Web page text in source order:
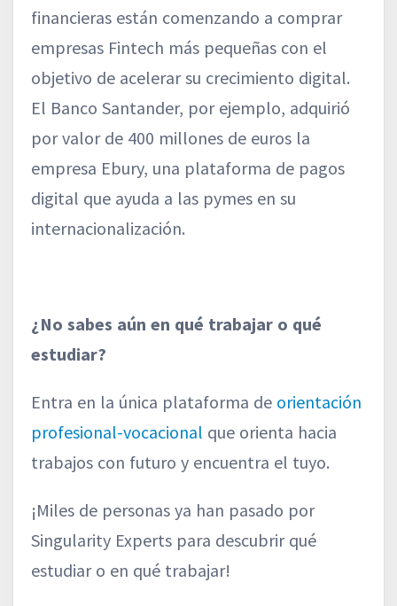
financieras están comenzando a comprar
empresas Fintech más pequeñas con el
objetivo de acelerar su crecimiento digital.
El Banco Santander, por ejemplo, adquirió
por valor de 400 millones de euros la
empresa Ebury, una plataforma de pagos
digital que ayuda a las pymes en su
internacionalización.
¿No sabes aún en qué trabajar o qué
estudiar?
Entra en la única plataforma de orientación
profesional-vocacional que orienta hacia
trabajos con futuro y encuentra el tuyo.
¡Miles de personas ya han pasado por
Singularity Experts para descubrir qué
estudiar o en qué trabajar!